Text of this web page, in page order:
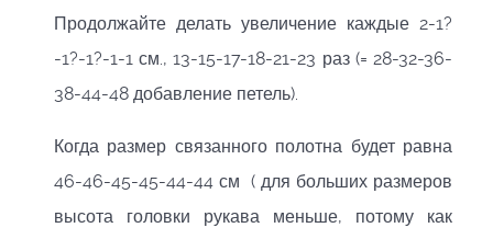
Продолжайте делать увеличение каждые 2-1?
-1?-1?-1-1 см., 13-15-17-18-21-23 раз (= 28-32-36-
38-44-48 добавление петель).
Когда размер связанного полотна будет равна
46-46-45-45-44-44 см ( для больших размеров
высота головки рукава меньше, потому как